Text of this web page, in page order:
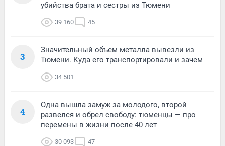
убийства брата и сестры из Тюмени
39 160 45
3
Значительный объем металла вывезли из
Тюмени. Куда его транспортировали и зачем
34 501
4
Одна вышла замуж за молодого, второй
развелся и обрел свободу: тюменцы — про
перемены в жизни после 40 лет
30 093 47